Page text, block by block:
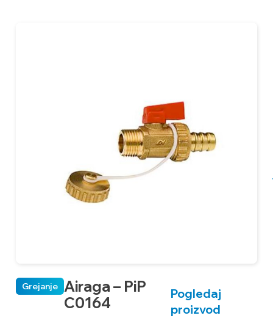
Airaga – PiP
C0164
Grejanje
Pogledaj
proizvod